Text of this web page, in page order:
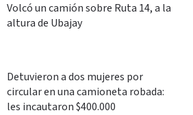
Volcó un camión sobre Ruta 14, a la
altura de Ubajay
Detuvieron a dos mujeres por
circular en una camioneta robada:
les incautaron $400.000